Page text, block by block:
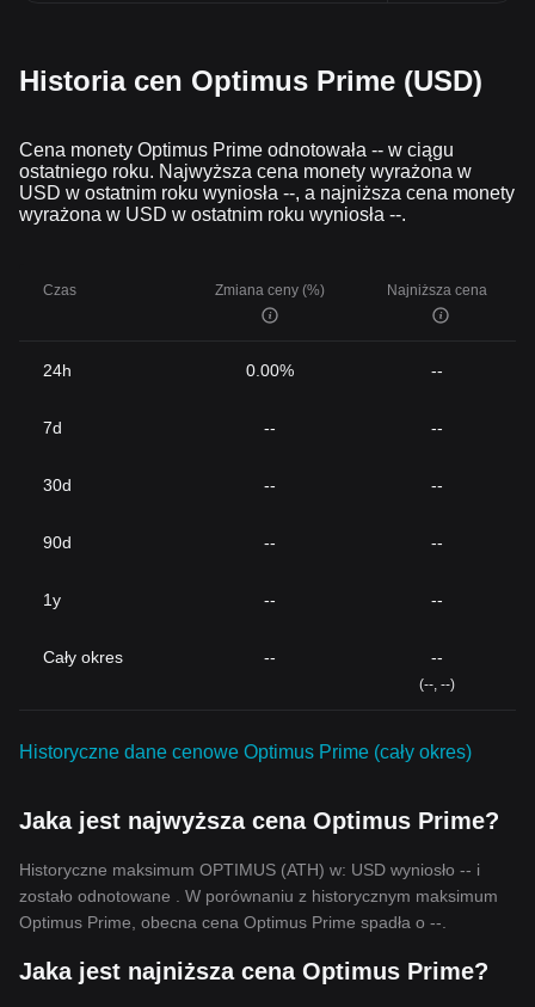
Historia cen Optimus Prime (USD)
Cena monety Optimus Prime odnotowała -- w ciągu
ostatniego roku. Najwyższa cena monety wyrażona w
USD w ostatnim roku wyniosła --, a najniższa cena monety
wyrażona w USD w ostatnim roku wyniosła --.
Czas Zmiana ceny (%) Najniższa cena
24h 0.00% --
7d -- --
30d -- --
90d -- --
1y -- --
Cały okres -- --
(--, --)
Historyczne dane cenowe Optimus Prime (cały okres)
Jaka jest najwyższa cena Optimus Prime?
Historyczne maksimum OPTIMUS (ATH) w: USD wyniosło -- i
zostało odnotowane . W porównaniu z historycznym maksimum
Optimus Prime, obecna cena Optimus Prime spadła o --.
Jaka jest najniższa cena Optimus Prime?